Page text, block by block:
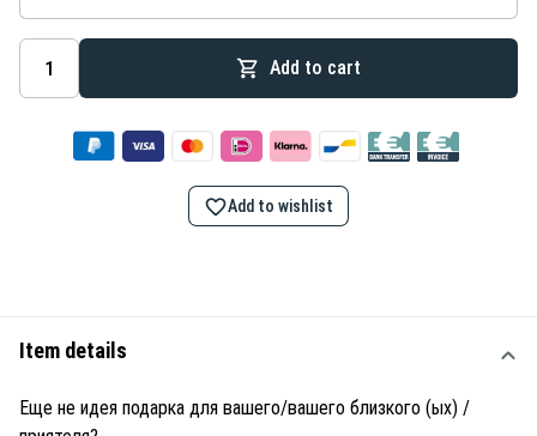
Add to cart
Add to wishlist
Item details
Еще не идея подарка для вашего/вашего близкого (ых) /